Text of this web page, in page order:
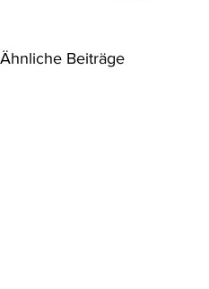
Ähnliche Beiträge